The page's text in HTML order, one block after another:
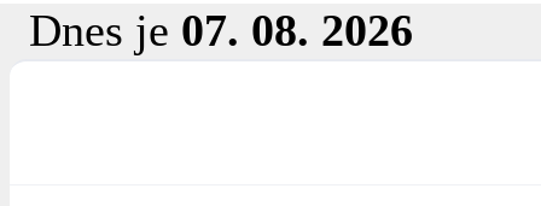
Dnes je 07. 08. 2026